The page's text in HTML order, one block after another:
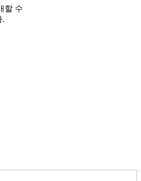
할 수
.